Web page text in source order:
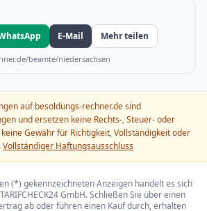
E-Mail Mehr teilen
beamte/niedersachsen
auf besoldungs-rechner.de sind
und ersetzen keine Rechts-, Steuer- oder
Gewähr für Richtigkeit, Vollständigkeit oder
Vollständiger Haftungsausschluss
(*) gekennzeichneten Anzeigen handelt es sich
GmbH. Schließen Sie über einen
ab oder führen einen Kauf durch, erhalten